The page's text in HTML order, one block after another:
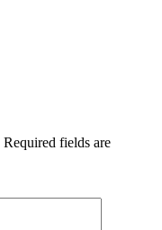
Required fields are